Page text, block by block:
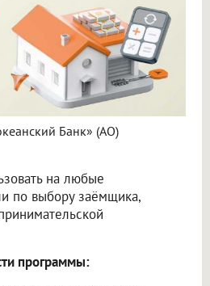
Банк» (АО)
на любые
по выбору заёмщика,
программы: